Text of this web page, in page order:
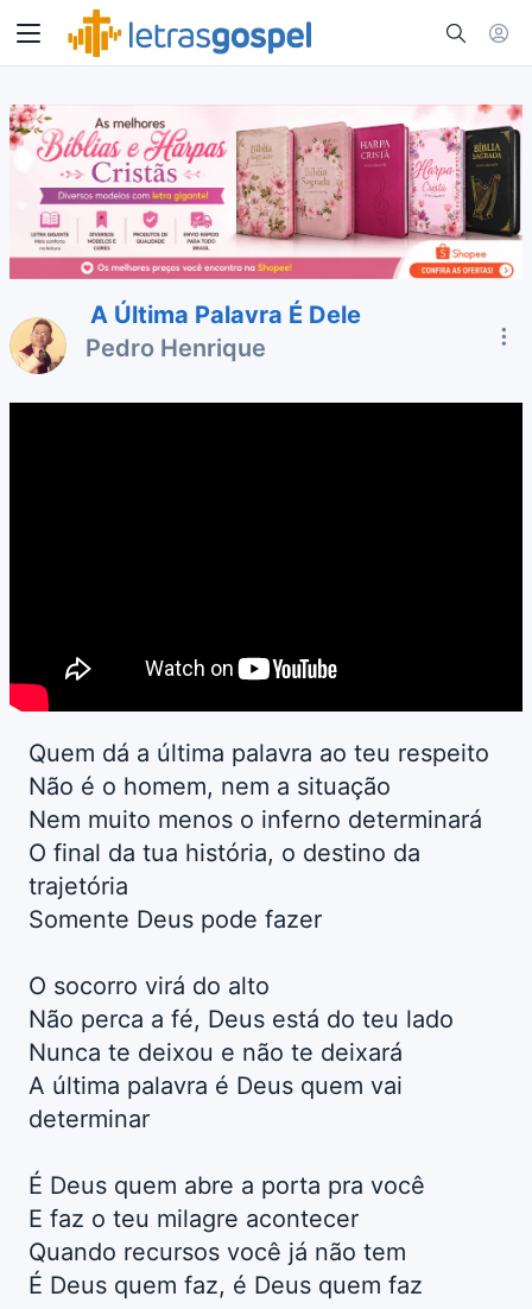
A Última Palavra É Dele
Pedro Henrique
Quem dá a última palavra ao teu respeito
Não é o homem, nem a situação
Nem muito menos o inferno determinará
O final da tua história, o destino da
trajetória
Somente Deus pode fazer
O socorro virá do alto
Não perca a fé, Deus está do teu lado
Nunca te deixou e não te deixará
A última palavra é Deus quem vai
determinar
É Deus quem abre a porta pra você
E faz o teu milagre acontecer
Quando recursos você já não tem
É Deus quem faz, é Deus quem faz